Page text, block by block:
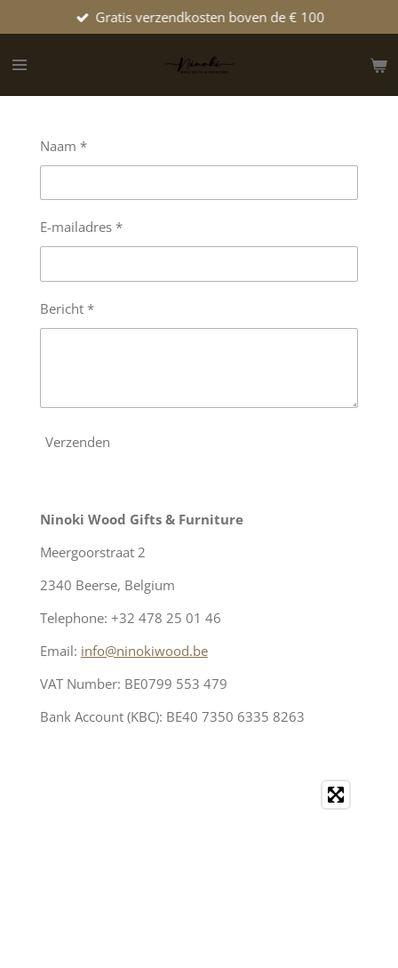
direct
naar
hoofdinhoud
Gratis verzendkosten boven de € 100
Naam *
E-mailadres *
Bericht *
Verzenden
Ninoki Wood Gifts & Furniture
Meergoorstraat 2
2340 Beerse, Belgium
Telephone: +32 478 25 01 46
Email: info@ninokiwood.be
VAT Number: BE0799 553 479
Bank Account (KBC): BE40 7350 6335 8263